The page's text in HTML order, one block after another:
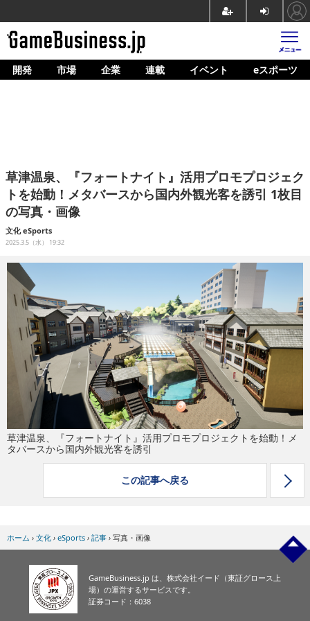
ホーム
企業動向
人材育成
産業政策
連載
イベント/セミナー
eスポーツ
開発 市場 企業 連載 イベント eスポーツ
草津温泉、『フォートナイト』活用プロモプロジェク
トを始動！メタバースから国内外観光客を誘引 1枚目
の写真・画像
文化 eSports
2025.3.5（水） 19:32
草津温泉、『フォートナイト』活用プロモプロジェクトを始動！メ
タバースから国内外観光客を誘引
この記事へ戻る
ホーム › 文化 › eSports › 記事 › 写真・画像
GameBusiness.jp は、株式会社イード（東証グロース上
場）の運営するサービスです。
証券コード：6038